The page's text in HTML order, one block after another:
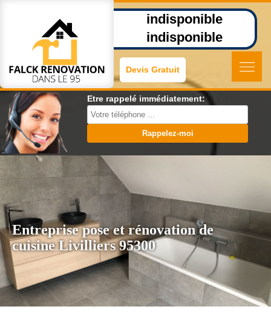
indisponible
indisponible
Devis Gratuit
Etre rappelé immédiatement:
Entreprise pose et rénovation de
cuisine Livilliers 95300